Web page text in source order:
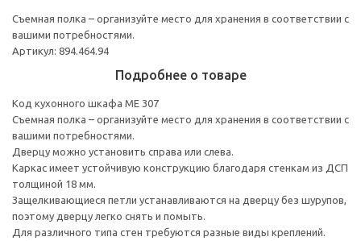
Съемная полка – организуйте место для хранения в соответствии с
вашими потребностями.
Артикул: 894.464.94
Подробнее о товаре
Код кухонного шкафа ME 307
Съемная полка – организуйте место для хранения в соответствии с
вашими потребностями.
Дверцу можно установить справа или слева.
Каркас имеет устойчивую конструкцию благодаря стенкам из ДСП
толщиной 18 мм.
Защелкивающиеся петли устанавливаются на дверцу без шурупов,
поэтому дверцу легко снять и помыть.
Для различного типа стен требуются разные виды креплений.